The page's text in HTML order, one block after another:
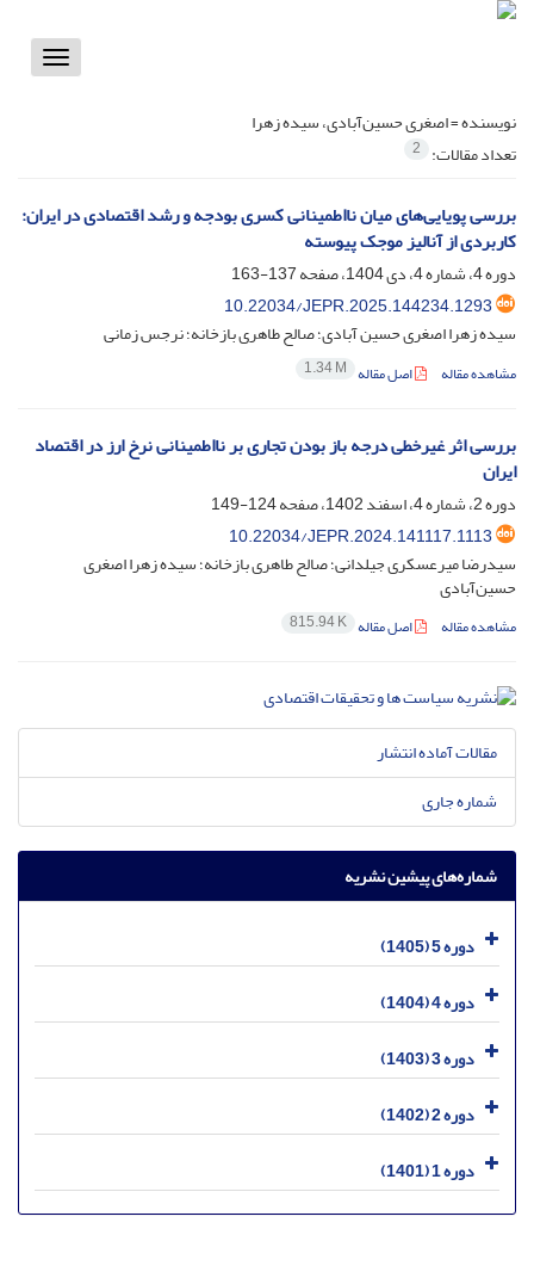
Toggle
نویسنده =اصغری حسین‌آبادی، سیده زهرا
تعداد مقالات: 2
بررسی پویایی‌های میان نااطمینانی کسری بودجه و رشد اقتصادی در ایران:
کاربردی از آنالیز موجک پیوسته
دوره 4، شماره 4، دی 1404، صفحه
137-163
10.22034/JEPR.2025.144234.1293
سیده زهرا اصغری حسین آبادی؛ صالح طاهری بازخانه؛ نرجس زمانی
مشاهده مقاله اصل مقاله 1.34 M
بررسی اثر غیرخطی درجه باز بودن تجاری بر نااطمینانی نرخ ارز در اقتصاد
ایران
دوره 2، شماره 4، اسفند 1402، صفحه
124-149
10.22034/JEPR.2024.141117.1113
سیدرضا میرعسکری جیلدانی؛ صالح طاهری بازخانه؛ سیده زهرا اصغری
حسین‌آبادی
مشاهده مقاله اصل مقاله 815.94 K
مقالات آماده انتشار
شماره جاری
شماره‌های پیشین نشریه
دوره 5 (1405)
دوره 4 (1404)
دوره 3 (1403)
دوره 2 (1402)
دوره 1 (1401)